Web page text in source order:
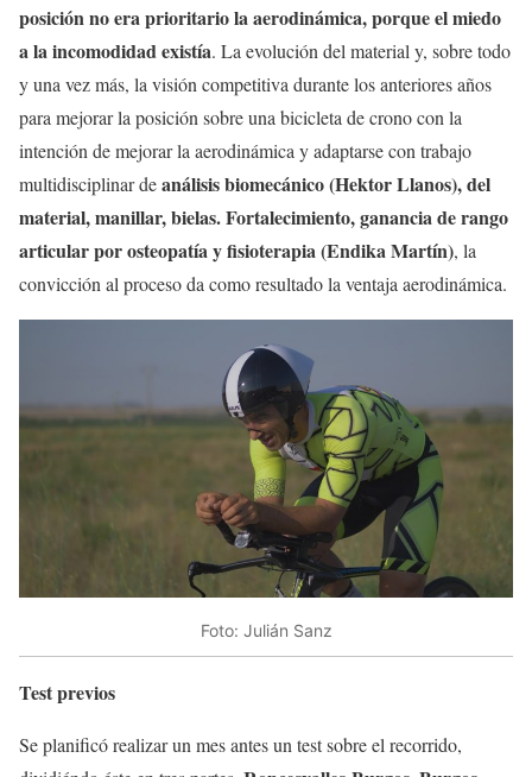
posición no era prioritario la aerodinámica, porque el miedo
a la incomodidad existía. La evolución del material y, sobre todo
y una vez más, la visión competitiva durante los anteriores años
para mejorar la posición sobre una bicicleta de crono con la
intención de mejorar la aerodinámica y adaptarse con trabajo
multidisciplinar deanálisis biomecánico (Hektor Llanos), del
material, manillar, bielas. Fortalecimiento, ganancia de rango
articular por osteopatía y fisioterapia (Endika Martín), la
convicción al proceso da como resultado la ventaja aerodinámica.
Foto: Julián Sanz
Test previos
Se planificó realizar un mes antes un test sobre el recorrido,